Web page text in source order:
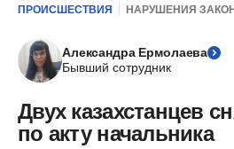
ПРОИСШЕСТВИЯ НАРУШЕНИЯ
Александра Ермолаева
Бывший сотрудник
Двух казахстанцев
по акту начальника